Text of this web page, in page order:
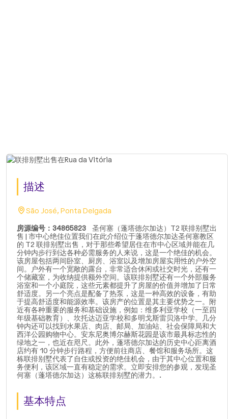
描述
São José, Ponta Delgada
房源编号：34865823 圣何塞（蓬塔德尔加达）T2 联排别墅出
售 | 市中心绝佳位置我们在此介绍位于蓬塔德尔加达圣何塞教区
的 T2 联排别墅出售，对于那些希望居住在市中心区域并能在几
分钟内步行到达各种必需服务的人来说，这是一个绝佳的机会。
该房屋包括两间卧室、厨房、浴室以及增加房屋实用性的户外空
间。户外有一个宽敞的露台，非常适合休闲或社交时光，还有一
个储藏室，为收纳提供额外空间。该联排别墅还有一个外部服务
浴室和一个小庭院，这些元素都提升了房屋的价值并增加了日常
舒适度。另一个亮点是配备了热泵，这是一种高效的设备，有助
于提高舒适度和能源效率。该房产的位置是其主要优势之一。附
近有各种重要的服务和基础设施，例如：维多利亚学校（一至四
年级基础教育）、坎托达迈亚学校和多明戈斯雷贝洛中学。几分
钟内还可以找到水果店、肉店、邮局、加油站、社会保障局和大
西洋公园购物中心。安东尼奥博尔赫斯花园是该市最具标志性的
绿地之一，也近在咫尺。此外，蓬塔德尔加达的历史中心距离酒
店约有 10 分钟步行路程，方便前往商店、餐馆和服务场所。这
栋联排别墅代表了自住或投资的绝佳机会，由于其中心位置和服
务便利，该区域一直有稳定的需求。立即安排您的参观，发现圣
何塞（蓬塔德尔加达）这栋联排别墅的潜力。.
基本特点